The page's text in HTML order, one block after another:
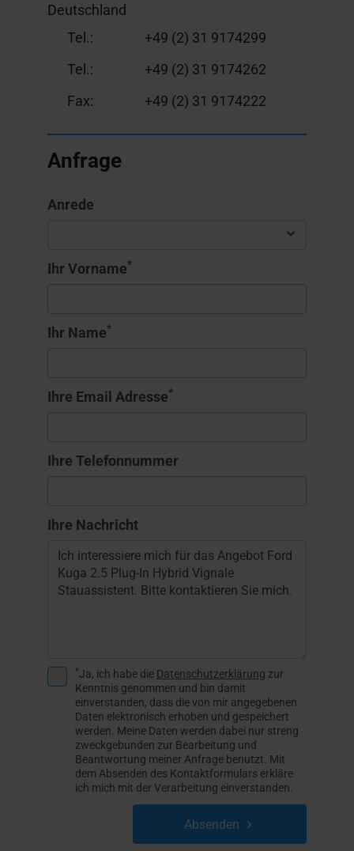
Deutschland
Tel.:
+49 (2) 31 9174299
Tel.:
+49 (2) 31 9174262
Fax:
+49 (2) 31 9174222
Anfrage
Anrede
Ihr Vorname*
Ihr Name*
Ihre Email Adresse*
Ihre Telefonnummer
Ihre Nachricht
*Ja, ich habe die Datenschutzerklärung zur
Kenntnis genommen und bin damit
einverstanden, dass die von mir angegebenen
Daten elektronisch erhoben und gespeichert
werden. Meine Daten werden dabei nur streng
zweckgebunden zur Bearbeitung und
Beantwortung meiner Anfrage benutzt. Mit
dem Absenden des Kontaktformulars erkläre
ich mich mit der Verarbeitung einverstanden.
Absenden